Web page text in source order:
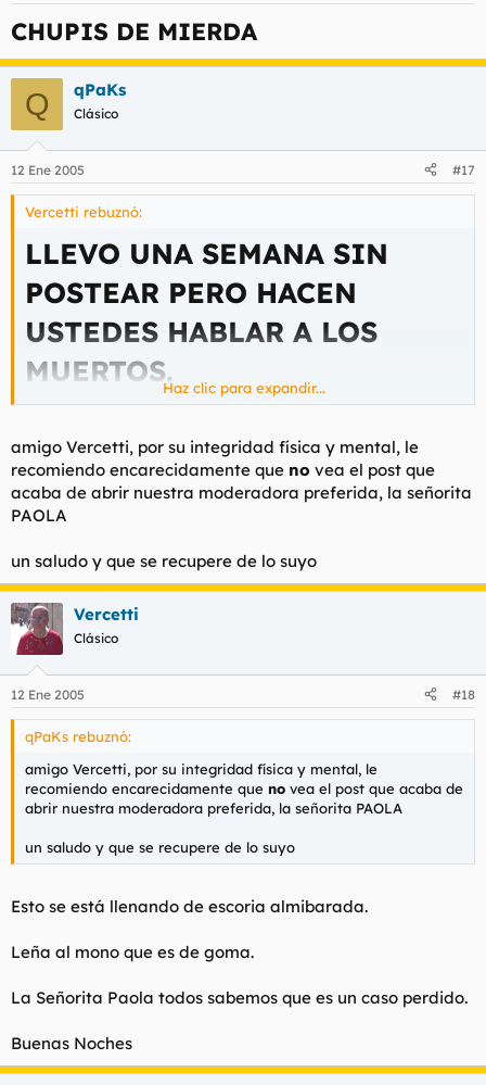
CHUPIS DE MIERDA
Q qPaKs
Clásico
12 Ene 2005 #17
Vercetti rebuznó:
LLEVO UNA SEMANA SIN
POSTEAR PERO HACEN
USTEDES HABLAR A LOS
MUERTOS.
BANDA DE CHUPIS HIJOS DE
PUTA VAYAN A LAMER
LORZAS A OTRA PARTE.
MALDITOS CABRONES
ACARAMELADOS
CON ROSITAS Y TODO
HIJOS DE LA GRAN PUTA
A la mierda...
Buenas Noches
Haz clic para expandir...
amigo Vercetti, por su integridad física y mental, le
recomiendo encarecidamente que no vea el post que
acaba de abrir nuestra moderadora preferida, la señorita
PAOLA
un saludo y que se recupere de lo suyo
Vercetti
Clásico
12 Ene 2005 #18
qPaKs rebuznó:
amigo Vercetti, por su integridad física y mental, le
recomiendo encarecidamente que no vea el post que acaba de
abrir nuestra moderadora preferida, la señorita PAOLA
un saludo y que se recupere de lo suyo
Esto se está llenando de escoria almibarada.
Leña al mono que es de goma.
La Señorita Paola todos sabemos que es un caso perdido.
Buenas Noches